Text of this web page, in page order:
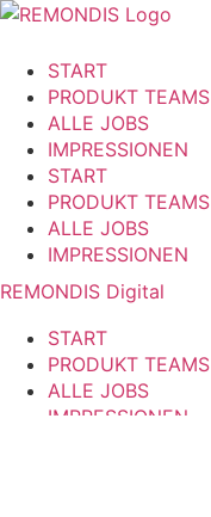
Zum
springenSTART
PRODUKT TEAMS
ALLE JOBS
IMPRESSIONEN
START
PRODUKT TEAMS
ALLE JOBS
IMPRESSIONEN
REMONDIS Digital
START
PRODUKT TEAMS
ALLE JOBS
IMPRESSIONEN